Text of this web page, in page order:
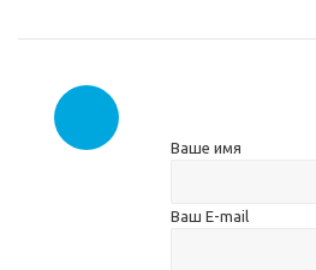
Ваше имя
Ваш E-mail